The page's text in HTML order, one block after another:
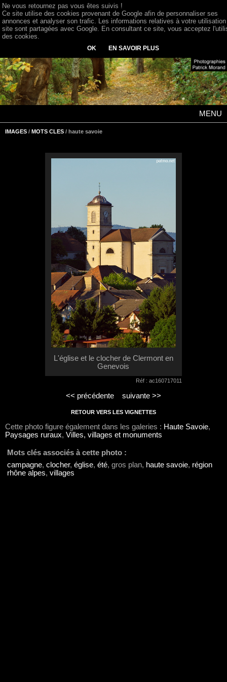
MENU
IMAGES / MOTS CLES / haute savoie
L'église et le clocher de Clermont en
Genevois
Réf : ac160717011
<< précédente suivante >>
RETOUR VERS LES VIGNETTES
Cette photo figure également dans les galeries : Haute Savoie,
Paysages ruraux, Villes, villages et monuments
Mots clés associés à cette photo :
campagne, clocher, église, été, gros plan, haute savoie, région
rhône alpes, villages
Ne vous retournez pas vous êtes suivis !
Ce site utilise des cookies provenant de Google afin de personnaliser ses
annonces et analyser son trafic. Les informations relatives à votre
site sont partagées avec Google. En consultant ce site, vous acceptez
des cookies.
OK EN SAVOIR PLUS